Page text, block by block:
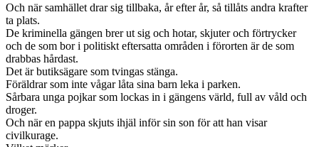
Och när samhället drar sig tillbaka, år efter år, så tillåts andra krafter
ta plats.
De kriminella gängen brer ut sig och hotar, skjuter och förtrycker
och de som bor i politiskt eftersatta områden i förorten är de som
drabbas hårdast.
Det är butiksägare som tvingas stänga.
Föräldrar som inte vågar låta sina barn leka i parken.
Sårbara unga pojkar som lockas in i gängens värld, full av våld och
droger.
Och när en pappa skjuts ihjäl inför sin son för att han visar
civilkurage.